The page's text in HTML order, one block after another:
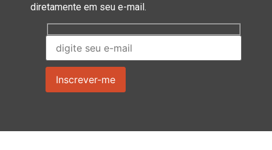
diretamente em seu e-mail.